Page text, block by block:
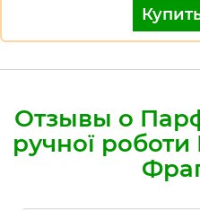
Отзывы о
ручної